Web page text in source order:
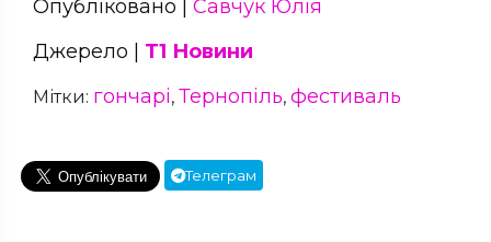
Опубліковано | Савчук Юлія
Джерело | Т1 Новини
Мітки: гончарі, Тернопіль, фестиваль
Телеграм